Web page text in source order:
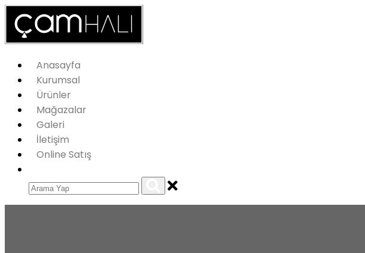
Anasayfa
Kurumsal
Ürünler
Mağazalar
Galeri
İletişim
Online Satış